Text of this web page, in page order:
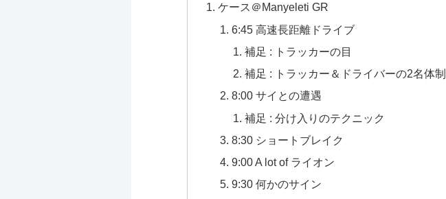
ケース＠Manyeleti GR
6:45 高速長距離ドライブ
補足 : トラッカーの目
補足 : トラッカー＆ドライバーの2名体制
8:00 サイとの遭遇
補足 : 分け入りのテクニック
8:30 ショートブレイク
9:00 A lot of ライオン
9:30 何かのサイン